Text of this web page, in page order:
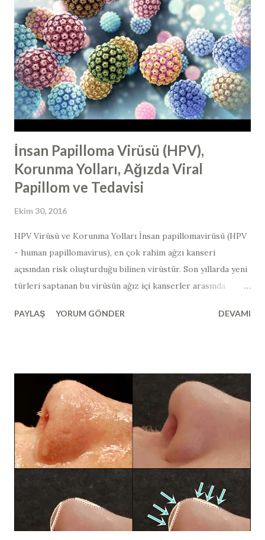
İnsan Papilloma Virüsü (HPV),
Korunma Yolları, Ağızda Viral
Papillom ve Tedavisi
Ekim 30, 2016
HPV Virüsü ve Korunma Yolları İnsan papillomavirüsü (HPV
- human papillomavirus​), en çok rahim ağzı kanseri
açısından risk oluşturduğu bilinen virüstür. Son yıllarda yeni
türleri saptanan bu virüsün ağız içi kanserler arasında
ilişkili lezyonların çoğu iyi huyludur ve zaman zaman
neden olan papilloma virüsleri, toplu olarak insan papilloma
virüs ya da HPV (human papillomavirus​) olarak
adlandırılır. HPV virüsleri, kanserojen özelliklerine göre
yüksek riskli (HR) ve düşük riskli (LR) tip olmak üzere ikiye
ayrılır. HPV virüsleri daha çok deriden deriye temas yolu ile
bulaşır. İnsanlarda en sık düşük riskli HPV
virüsü enfeksiyonları görülür ve çoğunlukla
asemptomatiktir. Papillomavirüs genomu, konakçı hücrenin,
histonları ile dekore edilmiş ...
PAYLAŞ YORUM GÖNDER DEVAMI